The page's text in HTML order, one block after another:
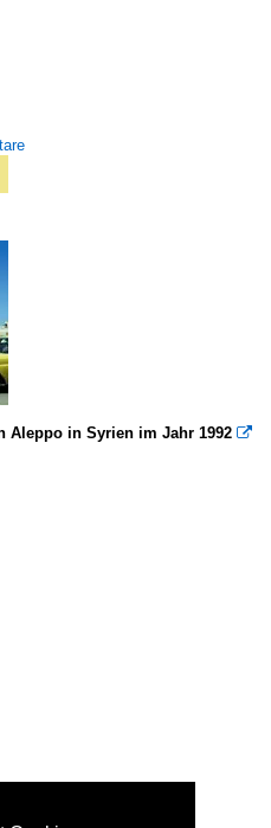
Aleppo in Syrien im Jahr 1992 